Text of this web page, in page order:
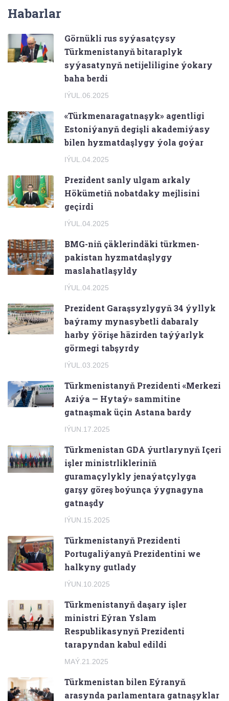
Habarlar
Görnükli rus syýasatçysy
Türkmenistanyň bitaraplyk
syýasatynyň netijeliligine ýokary
baha berdi
IÝUL.06.2025
«Türkmenaragatnaşyk» agentligi
Estoniýanyň degişli akademiýasy
bilen hyzmatdaşlygy ýola goýar
IÝUL.04.2025
Prezident sanly ulgam arkaly
Hökümetiň nobatdaky mejlisini
geçirdi
IÝUL.04.2025
BMG-niň çäklerindäki türkmen-
pakistan hyzmatdaşlygy
maslahatlaşyldy
IÝUL.04.2025
Prezident Garaşsyzlygyň 34 ýyllyk
baýramy mynasybetli dabaraly
harby ýörişe häzirden taýýarlyk
görmegi tabşyrdy
IÝUL.03.2025
Türkmenistanyň Prezidenti «Merkezi
Aziýa — Hytaý» sammitine
gatnaşmak üçin Astana bardy
IÝUN.17.2025
Türkmenistan GDA ýurtlarynyň Içeri
işler ministrlikleriniň
guramaçylykly jenaýatçylyga
garşy göreş boýunça ýygnagyna
gatnaşdy
IÝUN.15.2025
Türkmenistanyň Prezidenti
Portugaliýanyň Prezidentini we
halkyny gutlady
IÝUN.10.2025
Türkmenistanyň daşary işler
ministri Eýran Yslam
Respublikasynyň Prezidenti
tarapyndan kabul edildi
MAÝ.21.2025
Türkmenistan bilen Eýranyň
arasynda parlamentara gatnaşyklar